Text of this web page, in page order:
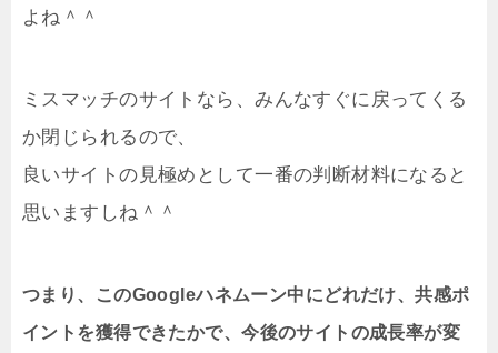
よね＾＾
ミスマッチのサイトなら、みんなすぐに戻ってくる
か閉じられるので、
良いサイトの見極めとして一番の判断材料になると
思いますしね＾＾
つまり、このGoogleハネムーン中にどれだけ、共感ポ
イントを獲得できたかで、今後のサイトの成長率が変